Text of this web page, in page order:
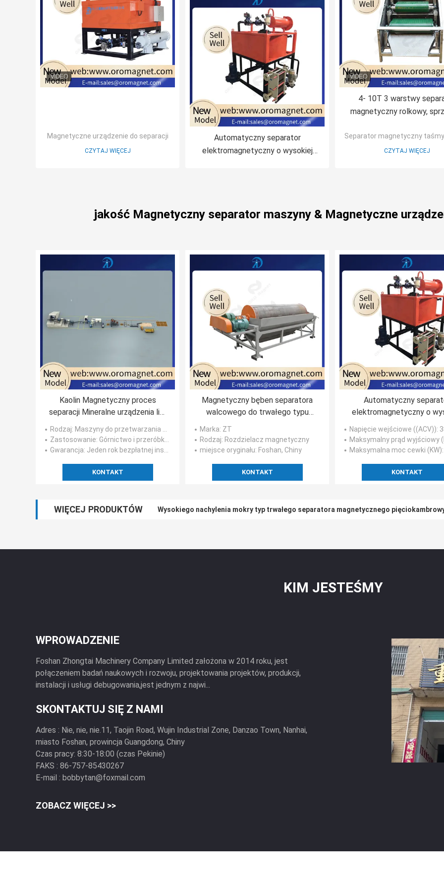
Magnetyczne urządzenie do separacji
CZYTAJ WIĘCEJ
Automatyczny separator
elektromagnetyczny o wysokiej
4- 10T 3 warstwy
magnetyczny rolkowy,
feldspar Quartz piasek
Separator magnetyczny taśmy
CZYTAJ WIĘCEJ
jakość Magnetyczny separator maszyny & Magnetyczne
Kaolin Magnetyczny proces
separacji Mineralne urządzenia linii
przetwórstwa rudy
Rodzaj: Maszyny do przetwarzania minerałów
Zastosowanie: Górnictwo i przeróbka rudy
Gwarancja: Jeden rok bezpłatnej instalacji i konserwacji
KONTAKT
Magnetyczny bęben separatora
walcowego do trwałego typu
Marka: ZT
Rodzaj: Rozdzielacz magnetyczny
miejsce oryginału: Foshan, Chiny
KONTAKT
Automatyczny
elektromagnetyczny o
intensywności na mokro Do
kaolinowej skaleń
zawiesina ceramiczna
Napięcie wejściowe ((ACV)):
Maksymalny prąd wyjściowy
Maksymalna moc cewki (KW)
KONTAKT
WIĘCEJ PRODUKTÓW Wysokiego nachylenia mokry typ trwałego separatora magnetycznego
KIM JESTEŚMY
WPROWADZENIE
Foshan Zhongtai Machinery Company Limited założona w 2014 roku, jest
połączeniem badań naukowych i rozwoju, projektowania projektów, produkcji,
instalacji i usługi debugowania,jest jednym z najwi...
SKONTAKTUJ SIĘ Z NAMI
Adres : Nie, nie, nie.11, Taojin Road, Wujin Industrial Zone, Danzao Town, Nanhai,
miasto Foshan, prowincja Guangdong, Chiny
Czas pracy: 8:30-18:00 (czas Pekinie)
FAKS : 86-757-85430267
E-mail : bobbytan@foxmail.com
ZOBACZ WIĘCEJ >>